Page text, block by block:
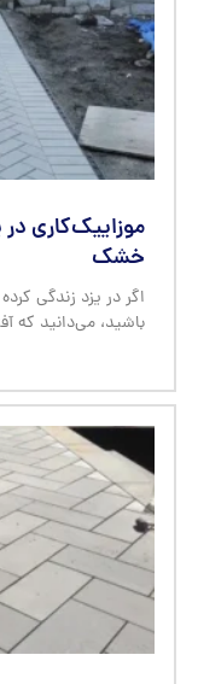
موزاییک‌کاری
خشک
اگر در یزد زندگی
باشید، می‌دانید که